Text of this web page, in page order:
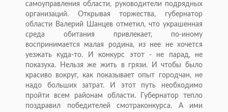
самоуправления области, руководители подрядных
организаций. Открывая торжества, губернатор
области Валерий Шанцев отметил, что украшенная
среда обитания привлекает, по-иному
воспринимается малая родина, из нее не хочется
уезжать куда-то. И конкурс этот - не парад, не
показуха. Нельзя же жить в грязи. И чтобы было
красиво вокруг, как показывает опыт городчан, не
надо больших затрат. И этот путь необходимо
пройти всем районам области. Губернатор тепло
поздравил победителей смотраконкурса. А ими